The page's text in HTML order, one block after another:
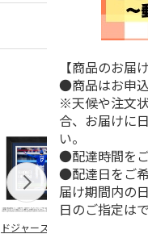
ドジャース 大谷翔
【商品のお届
●商品はお申
※天候や注文
合、お届けに
い。
●配達時間を
●配達日をご
届け期間内の
日のご指定は